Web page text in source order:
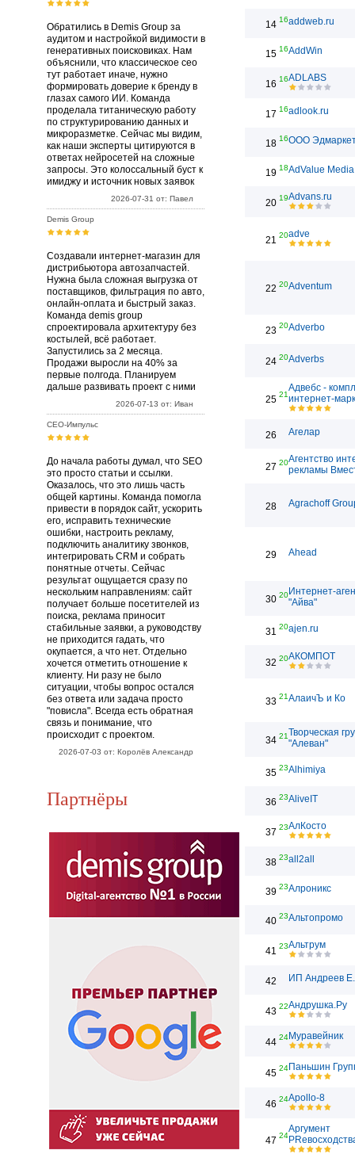
Обратились в Demis Group за
аудитом и настройкой видимости в
генеративных поисковиках. Нам
объяснили, что классическое сео
тут работает иначе, нужно
формировать доверие к бренду в
глазах самого ИИ. Команда
проделала титаническую работу
по структурированию данных и
микроразметке. Сейчас мы видим,
как наши эксперты цитируются в
ответах нейросетей на сложные
запросы. Это колоссальный буст к
имиджу и источник новых заявок
2026-07-31 от: Павел
Demis Group
Создавали интернет-магазин для
дистрибьютора автозапчастей.
Нужна была сложная выгрузка от
поставщиков, фильтрация по авто,
онлайн-оплата и быстрый заказ.
Команда demis group
спроектировала архитектуру без
костылей, всё работает.
Запустились за 2 месяца.
Продажи выросли на 40% за
первые полгода. Планируем
дальше развивать проект с ними
2026-07-13 от: Иван
СЕО-Импульс
До начала работы думал, что SEO
это просто статьи и ссылки.
Оказалось, что это лишь часть
общей картины. Команда помогла
привести в порядок сайт, ускорить
его, исправить технические
ошибки, настроить рекламу,
подключить аналитику звонков,
интегрировать CRM и собрать
понятные отчеты. Сейчас
результат ощущается сразу по
нескольким направлениям: сайт
получает больше посетителей из
поиска, реклама приносит
стабильные заявки, а руководству
не приходится гадать, что
окупается, а что нет. Отдельно
хочется отметить отношение к
клиенту. Ни разу не было
ситуации, чтобы вопрос остался
без ответа или задача просто
"повисла". Всегда есть обратная
связь и понимание, что
происходит с проектом.
2026-07-03 от: Королёв Александр
Партнёры
14 16addweb.ru
15 16AddWin
16 16ADLABS
17 16adlook.ru
18 16ООО
19 18AdValue Media
20 19Advans.ru
21 20adve
22 20Adventum
23 20Adverbo
24 20Adverbs
25 21
Адвебс -
интернет-
26 Агелар
27 20Агентство
рекламы
28 Agrachoff
29 Ahead
30 20Интернет-
"Айва"
31 20ajen.ru
32 20АКОМПОТ
33 21АлаичЪ и Ко
34 21Творческая
"Алеван"
35 23Alhimiya
36 23AliveIT
37 23АлКосто
38 23all2all
39 23Алроникс
40 23Альтопромо
41 23Альтрум
42 ИП Андреев
43 22Андрушка.Ру
44 24Муравейник
45 24Паньшин
46 24Apollo-8
47 24
Аргумент